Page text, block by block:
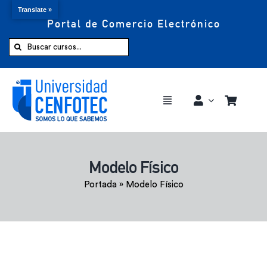
Portal de Comercio Electrónico
Buscar:
Toggle
Comprar ahora
Modelo Físico
Portada» Modelo Físico
Translate »